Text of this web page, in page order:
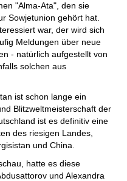
"Alma-Ata", den sie
Sowjetunion gehört hat.
war, der wird sich
Meldungen über neue
- natürlich aufgestellt von
solchen aus
ist schon lange ein
Blitzweltmeisterschaft der
ist es definitiv eine
des riesigen Landes,
und China.
hatte es diese
und Alexandra